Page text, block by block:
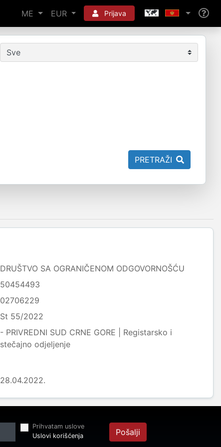
ME EUR Prijava
PRETRAŽI
DRUŠTVO SA OGRANIČENOM ODGOVORNOŠĆU
50454493
02706229
St 55/2022
- PRIVREDNI SUD CRNE GORE | Registarsko i
stečajno odjeljenje
28.04.2022.
Prihvatam uslove
Uslovi korišćenja
Pošalji